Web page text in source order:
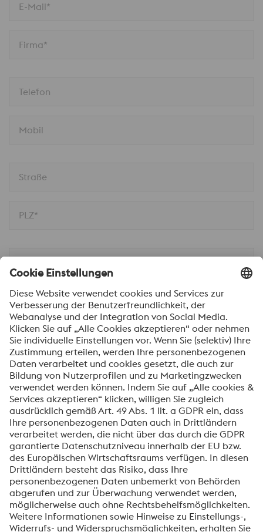
E-Mail*
Firma*
Telefon
Mobil
Straße
PLZ*
Nachricht*
Ich möchte über Neuigkeiten automatisch
informiert werden.
SENDEN
Anti-Roboter-Verifizierung
Hier klicken
Friendly
voestalpine High Performance Metals International